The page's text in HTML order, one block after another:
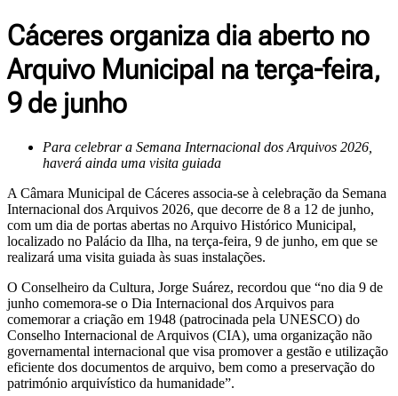
Cáceres organiza dia aberto no
Arquivo Municipal na terça-feira,
9 de junho
Para celebrar a Semana Internacional dos Arquivos 2026,
haverá ainda uma visita guiada
A Câmara Municipal de Cáceres associa-se à celebração da Semana
Internacional dos Arquivos 2026, que decorre de 8 a 12 de junho,
com um dia de portas abertas no Arquivo Histórico Municipal,
localizado no Palácio da Ilha, na terça-feira, 9 de junho, em que se
realizará uma visita guiada às suas instalações.
O Conselheiro da Cultura, Jorge Suárez, recordou que “no dia 9 de
junho comemora-se o Dia Internacional dos Arquivos para
comemorar a criação em 1948 (patrocinada pela UNESCO) do
Conselho Internacional de Arquivos (CIA), uma organização não
governamental internacional que visa promover a gestão e utilização
eficiente dos documentos de arquivo, bem como a preservação do
património arquivístico da humanidade”.